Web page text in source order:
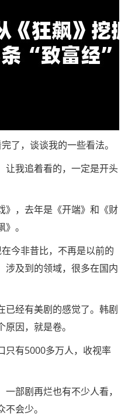
，谈谈我的一些看法。
我追着看的，一定是开头
，去年是《开端》和《财
。
今非昔比，不再是以前的
涉及到的领域，很多在国内
经有美剧的感觉了。韩剧
因，就是卷。
有5000多万人，收视率
部剧再烂也有不少人看，
会少。